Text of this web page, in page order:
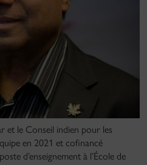
et le Conseil indien pour les
en 2021 et cofinancé
d’enseignement à l’École de